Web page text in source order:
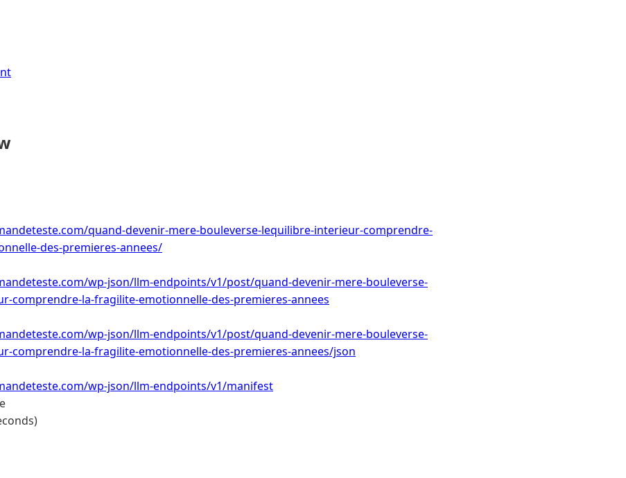
quand-devenir-mere-bouleverse-lequilibre-interieur-comprendre-
des-premieres-annees/
wp-json/llm-endpoints/v1/post/quand-devenir-mere-bouleverse-
comprendre-la-fragilite-emotionnelle-des-premieres-annees
wp-json/llm-endpoints/v1/post/quand-devenir-mere-bouleverse-
comprendre-la-fragilite-emotionnelle-des-premieres-annees/json
wp-json/llm-endpoints/v1/manifest